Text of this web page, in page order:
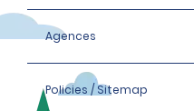
Agences
Policies / Sitemap